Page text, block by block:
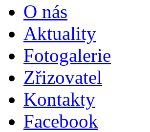
O nás
Aktuality
Fotogalerie
Zřizovatel
Kontakty
Facebook